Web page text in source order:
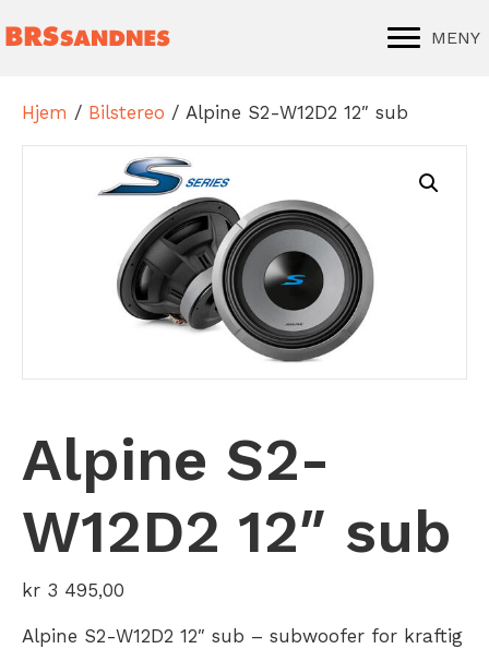
MENY
Hjem / Bilstereo / Alpine S2-W12D2 12″ sub
Alpine S2-
W12D2 12″ sub
kr 3 495,00
Alpine S2-W12D2 12″ sub – subwoofer for kraftig